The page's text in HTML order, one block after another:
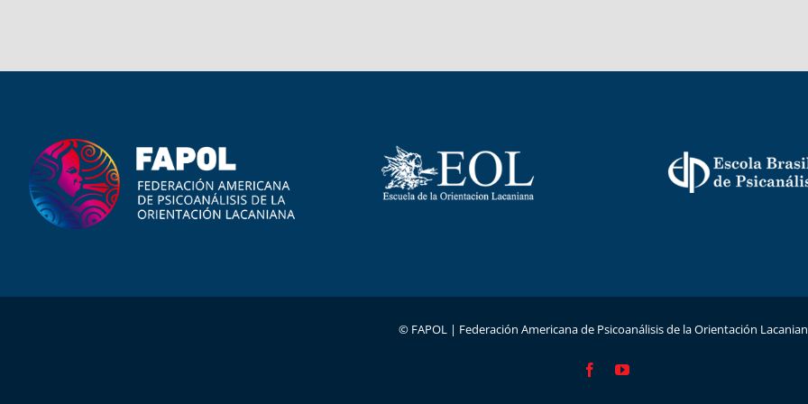
© FAPOL | Federación Americana de Psicoanálisis de la Orientación
FacebookYouTube